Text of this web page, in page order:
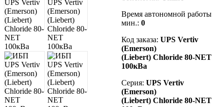
Время автономной работы
мин.: 0
Код заказа: UPS Vertiv
(Emerson)
(Liebert) Chloride 80-NET
100кВа
Серия: UPS Vertiv
(Emerson)
(Liebert) Chloride 80-NET